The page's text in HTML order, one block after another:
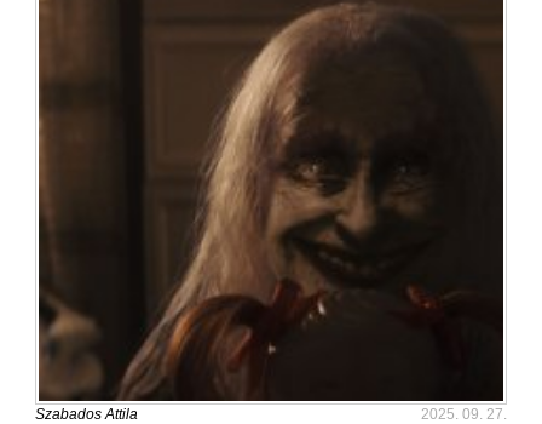
Szabados Attila 2025. 09. 27.